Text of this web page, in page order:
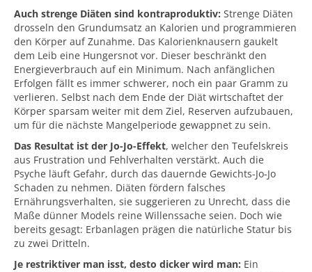
Auch strenge Diäten sind kontraproduktiv: Strenge Diäten
drosseln den Grundumsatz an Kalorien und programmieren
den Körper auf Zunahme. Das Kalorienknausern gaukelt
dem Leib eine Hungersnot vor. Dieser beschränkt den
Energieverbrauch auf ein Minimum. Nach anfänglichen
Erfolgen fällt es immer schwerer, noch ein paar Gramm zu
verlieren. Selbst nach dem Ende der Diät wirtschaftet der
Körper sparsam weiter mit dem Ziel, Reserven aufzubauen,
um für die nächste Mangelperiode gewappnet zu sein.
Das Resultat ist der Jo-Jo-Effekt, welcher den Teufelskreis
aus Frustration und Fehlverhalten verstärkt. Auch die
Psyche läuft Gefahr, durch das dauernde Gewichts-Jo-Jo
Schaden zu nehmen. Diäten fördern falsches
Ernährungsverhalten, sie suggerieren zu Unrecht, dass die
Maße dünner Models reine Willenssache seien. Doch wie
bereits gesagt: Erbanlagen prägen die natürliche Statur bis
zu zwei Dritteln.
Je restriktiver man isst, desto dicker wird man: Ein